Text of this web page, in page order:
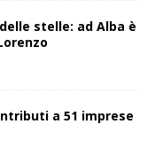
stelle: ad Alba è
a 51 imprese